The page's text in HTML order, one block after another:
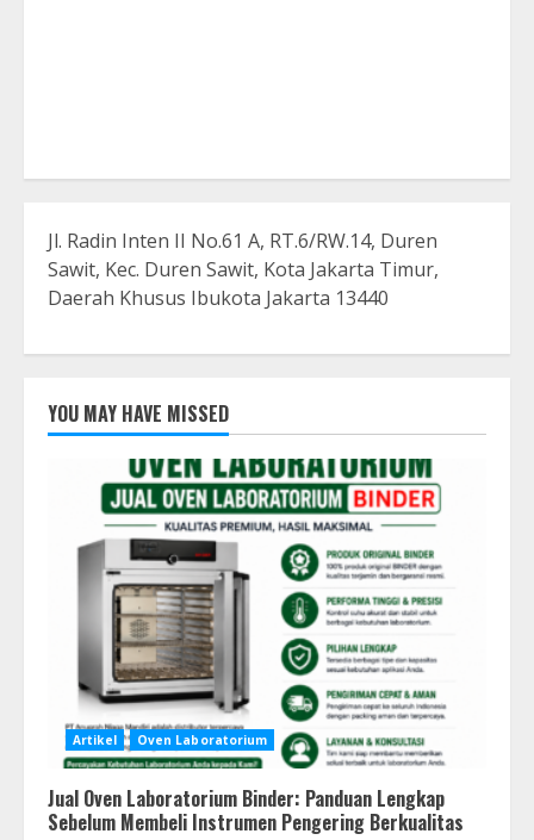
Jl. Radin Inten II No.61 A, RT.6/RW.14, Duren
Sawit, Kec. Duren Sawit, Kota Jakarta Timur,
Daerah Khusus Ibukota Jakarta 13440
YOU MAY HAVE MISSED
Artikel Oven Laboratorium
Jual Oven Laboratorium Binder: Panduan Lengkap
Sebelum Membeli Instrumen Pengering Berkualitas